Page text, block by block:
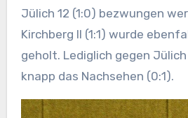
Jülich 12 (1:0) bezwungen
Kirchberg II (1:1) wurde
geholt. Lediglich gegen
knapp das Nachsehen (0:1).